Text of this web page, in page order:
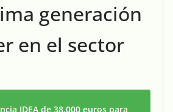
generación
en el sector
IDEA de 38.000 euros para